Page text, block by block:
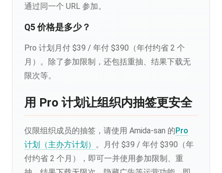
通过同一个 URL 参加。
Q5 价格是多少？
Pro 计划月付 $39 / 年付 $390（年付约省 2 个
月）。除了参加限制，还包括重抽、结果下载无
限次等。
用 Pro 计划让组织内抽签更安全
仅限组织成员的抽签，请使用 Amida-san 的Pro
计划（主办方计划） 。月付 $39 / 年付 $390（年
付约省 2 个月），即可一并使用参加限制、重